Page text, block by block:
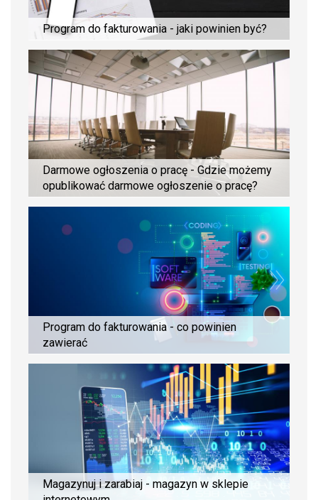
Program do fakturowania - jaki powinien być?
Darmowe ogłoszenia o pracę - Gdzie możemy
opublikować darmowe ogłoszenie o pracę?
Program do fakturowania - co powinien
zawierać
Magazynuj i zarabiaj - magazyn w sklepie